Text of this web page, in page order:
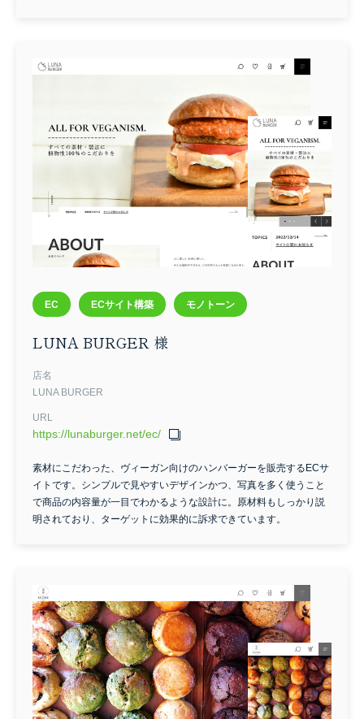
EC ECサイト構築 モノトーン
LUNA BURGER 様
店名
LUNA BURGER
URL
https://lunaburger.net/ec/
素材にこだわった、ヴィーガン向けのハンバーガーを販売するECサ
イトです。シンプルで見やすいデザインかつ、写真を多く使うこと
で商品の内容量が一目でわかるような設計に。原材料もしっかり説
明されており、ターゲットに効果的に訴求できています。